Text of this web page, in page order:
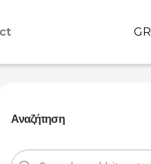
GR
Αναζήτηση